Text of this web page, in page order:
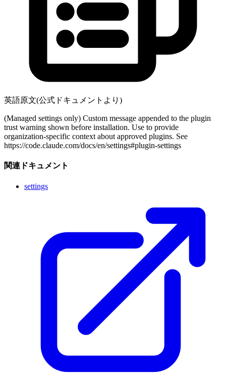
英語原文(公式ドキュメントより)
(Managed settings only) Custom message appended to the plugin
trust warning shown before installation. Use to provide
organization-specific context about approved plugins. See
https://code.claude.com/docs/en/settings#plugin-settings
関連ドキュメント
settings